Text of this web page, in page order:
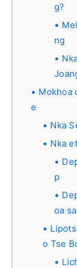
g?
ng
Mokhoa
e
Nka
Nka
p
oa
o Tse